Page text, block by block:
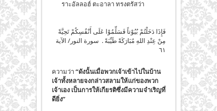
ราะอัลลอฮ์ ตะอาลา ทรงตรัสว่า
فَإِذَا دَخَلْتُمْ بُيُوْتاً فَسَلِّمُوْا عَلَى أَنْفُسِكُمْ تَحِيَّةً
مِنْ عِنْدِ اللهِ مُبَارَكَةً طَيِّبَةً . سورة النور/ الآية
٦١
ความว่า “ดังนั้นเมื่อพวกเจ้าเข้าไปในบ้าน
เจ้าทั้งหลายจงกล่าวสลามให้แก่ของพวก
เจ้าเอง เป็นการให้เกียรติซึ่งมีความจำเริญที่
ดียิ่ง”